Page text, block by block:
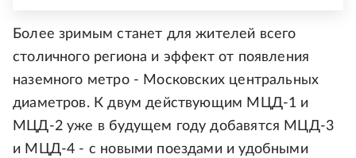
Более зримым станет для жителей всего
столичного региона и эффект от появления
наземного метро - Московских центральных
диаметров. К двум действующим МЦД-1 и
МЦД-2 уже в будущем году добавятся МЦД-3
и МЦД-4 - с новыми поездами и удобными